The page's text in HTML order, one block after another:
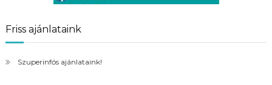
Friss ajánlataink
Szuperinfós ajánlataink!